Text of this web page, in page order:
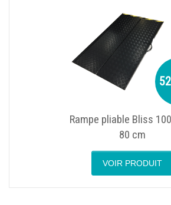
Rampe pliable Bliss
80 cm
VOIR PRODUIT